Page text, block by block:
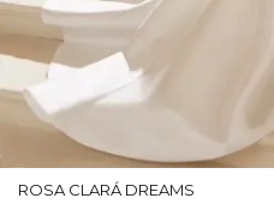
ROSA CLARÁ DREAMS